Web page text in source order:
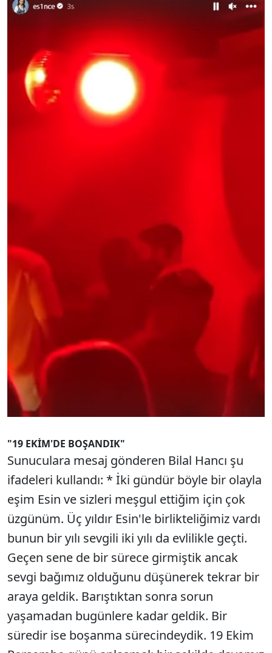
"19 EKİM'DE BOŞANDIK"
Sunuculara mesaj gönderen Bilal Hancı şu
ifadeleri kullandı: * İki gündür böyle bir olayla
eşim Esin ve sizleri meşgul ettiğim için çok
üzgünüm. Üç yıldır Esin'le birlikteliğimiz vardı
bunun bir yılı sevgili iki yılı da evlilikle geçti.
Geçen sene de bir sürece girmiştik ancak
sevgi bağımız olduğunu düşünerek tekrar bir
araya geldik. Barıştıktan sonra sorun
yaşamadan bugünlere kadar geldik. Bir
süredir ise boşanma sürecindeydik. 19 Ekim